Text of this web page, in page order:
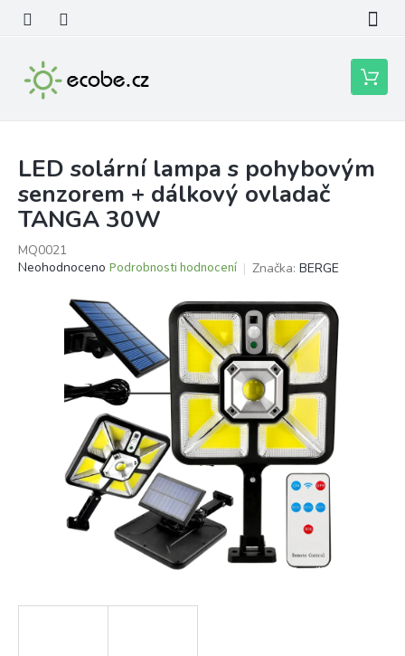
obsah
Nákupní
košík
LED solární lampa s pohybovým
senzorem + dálkový ovladač
TANGA 30W
MQ0021
Průměrné
hvězdiček.
Neohodnoceno Podrobnosti hodnocení Značka: BERGE